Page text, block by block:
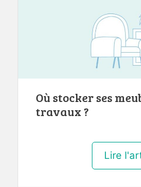
Où stocker ses
travaux ?
Lire